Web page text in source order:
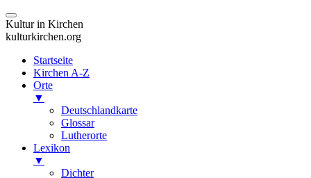
Kultur in Kirchen
kulturkirchen.org
Startseite
Kirchen A-Z
Orte
▼
Deutschlandkarte
Glossar
Lutherorte
Lexikon
▼
Dichter